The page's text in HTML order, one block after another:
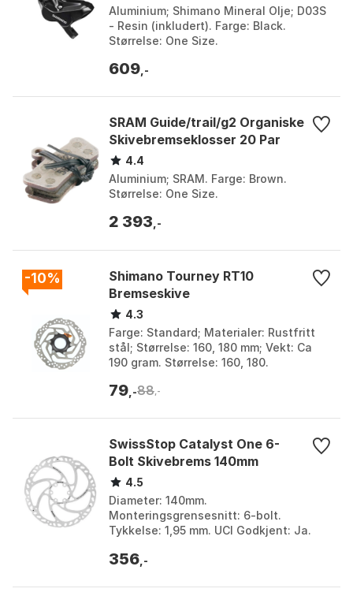
Aluminium; Shimano Mineral Olje; D03S
- Resin (inkludert). Farge: Black.
Størrelse: One Size.
609 ,-
SRAM Guide/trail/g2 Organiske
Skivebremseklosser 20 Par
4.4
Aluminium; SRAM. Farge: Brown.
Størrelse: One Size.
2 393 ,-
-10%
Shimano Tourney RT10
Bremseskive
4.3
Farge: Standard; Materialer: Rustfritt
stål; Størrelse: 160, 180 mm; Vekt: Ca
190 gram. Størrelse: 160, 180.
79 ,-88 ,-
SwissStop Catalyst One 6-
Bolt Skivebrems 140mm
4.5
Diameter: 140mm.
Monteringsgrensesnitt: 6-bolt.
Tykkelse: 1,95 mm. UCI Godkjent: Ja.
160mm, 180mm, 203mm.
356 ,-